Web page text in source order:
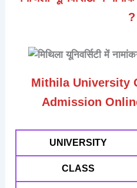
?
Mithila University
Admission
UNIVERSITY
CLASS